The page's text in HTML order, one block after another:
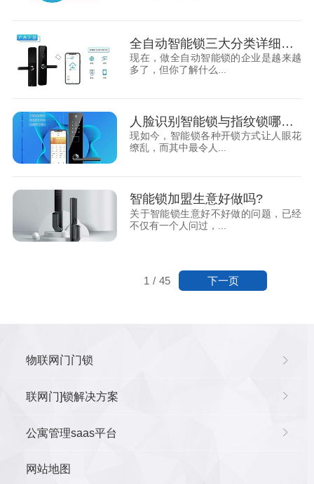
全自动智能锁三大分类详细解读！
现在，做全自动智能锁的企业是越来越
多了，但你了解什么...
人脸识别智能锁与指纹锁哪个更安全？
现如今，智能锁各种开锁方式让人眼花
缭乱，而其中最令人...
智能锁加盟生意好做吗?
关于智能锁生意好不好做的问题，已经
不仅有一个人问过，...
1 / 45 下一页
物联网门门锁
联网门]锁解决方案
公寓管理saas平台
网站地图